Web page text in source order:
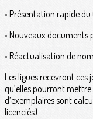
• Présentation rapide du
• Nouveaux documents
• Réactualisation de
Les ligues recevront
qu’elles pourront
d’exemplaires sont
licenciés).